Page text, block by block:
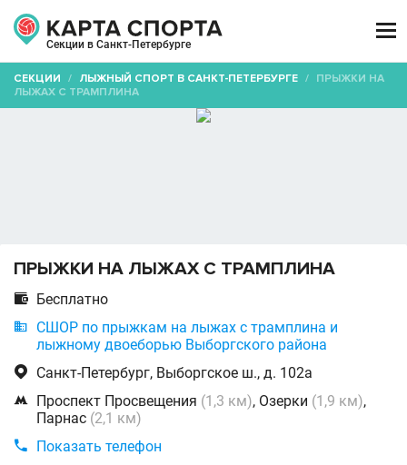
Секции в Санкт-Петербурге

СЕКЦИИ / ЛЫЖНЫЙ СПОРТ В САНКТ-ПЕТЕРБУРГЕ / ПРЫЖКИ НА
ЛЫЖАХ С ТРАМПЛИНА
ПРЫЖКИ НА ЛЫЖАХ С ТРАМПЛИНА
 Бесплатно

CШОР по прыжкам на лыжах с трамплина и
лыжному двоеборью Выборгского района
 Санкт-Петербург, Выборгское ш., д. 102а
 Проспект Просвещения (1,3 км), Озерки (1,9 км),
Парнас (2,1 км)
 Показать телефон